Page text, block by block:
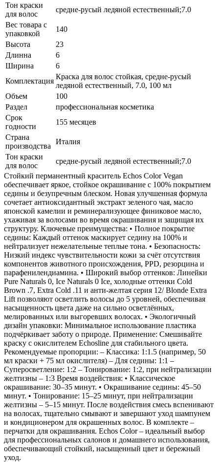
Тон краски
для волос
средне-русый ледяной естественный;7.0
Вес товара с
упаковкой
140
Высота
23
Длинна
6
Ширина
6
Комплектация
Краска для волос стойкая, средне-русый
ледяной естественный, 7.0, 100 мл
Объем
100
Раздел
профессиональная косметика
Срок
годности
155 месяцев
Страна
производства
Италия
Тон краски
для волос
средне-русый ледяной естественный;7.0
Стойкий перманентный краситель Echos Color Vegan
обеспечивает яркое, стойкое окрашивание с 100% покрытием
седины и безупречным блеском. Новая улучшенная формула
сочетает антиоксидантный экстракт зеленого чая, масло
японской камелии и реминерализующее финиковое масло,
ухаживая за волосами во время окрашивания и защищая их
структуру. Ключевые преимущества: • Полное покрытие
седины: Каждый оттенок маскирует седину на 100% и
нейтрализует нежелательные теплые тона. • Безопасность:
Низкий индекс чувствительности кожи за счёт отсутствия
компонентов животного происхождения, PPD, резорцина и
парафенилендиамина. • Широкий выбор оттенков: Линейки
Pure Naturals 0, Ice Naturals 0 Ice, холодные оттенки Cold
Brown .7, Extra Cold .11 и анти-желтая серия 12/ Blonde Extra
Lift позволяют осветлить волосы до 5 уровней, обеспечивая
насыщенность цвета даже на сильно осветлённых,
мелированных или выгоревших волосах. • Экологичный
дизайн упаковки: Минимальное использование пластика
подчёркивает заботу о природе. Применение: Смешивайте
краску с окислителем Echosline для стабильного цвета.
Рекомендуемые пропорции: – Классика: 1:1.5 (например, 50
мл краски + 75 мл окислителя) – Для седины: 1:1 –
Суперосветление: 1:2 – Тонирование: 1:2, при нейтрализации
желтизны – 1:3 Время воздействия: • Классическое
окрашивание: 30–35 минут. • Окрашивание седины: 45–50
минут. • Тонирование: 15–25 минут, при нейтрализации
желтизны – 5–15 минут. После воздействия смесь вспенивают
на волосах, тщательно смывают и завершают уход шампунем
и кондиционером для окрашенных волос. В комплекте –
перчатки для окрашивания. Echos Color – идеальный выбор
для профессиональных салонов и домашнего использования,
обеспечивающий стойкий, насыщенный цвет и бережный
уход.